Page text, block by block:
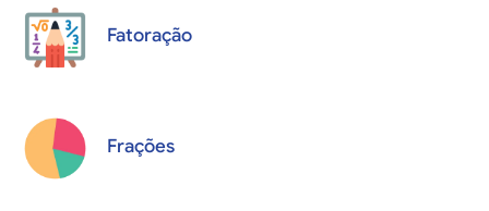
Fatoração
Frações